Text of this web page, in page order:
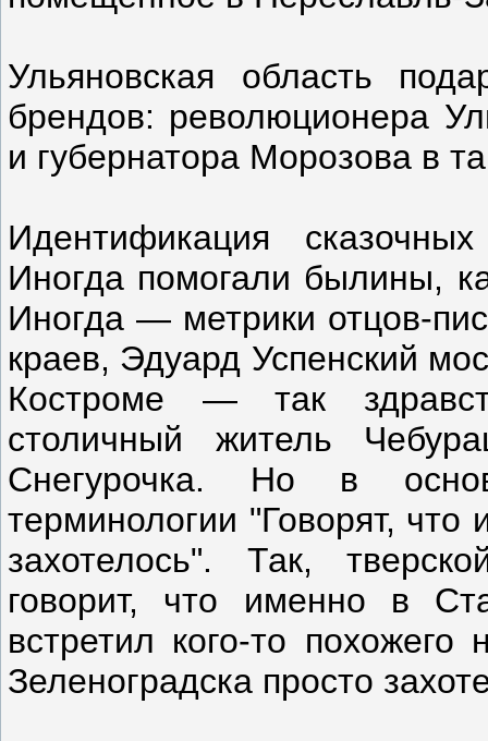
Ульяновская область
брендов: революционера
и губернатора Морозова в
Идентификация
Иногда помогали былины,
Иногда — метрики отцов-
краев, Эдуард Успенский
Костроме — так
столичный житель
Снегурочка. Но в
терминологии "Говорят,
захотелось". Так,
говорит, что именно в
встретил кого-то
Зеленоградска просто